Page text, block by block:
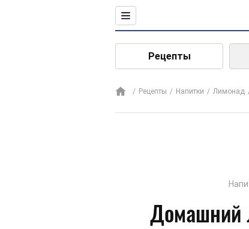
Рецепты
Рецепты Напитки Лимонад
Домашний